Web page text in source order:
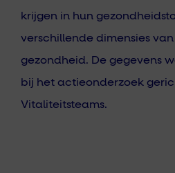
krijgen in hun
verschillende dimensies
gezondheid. De gegevens
bij het actieonderzoek
Vitaliteitsteams.